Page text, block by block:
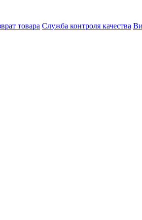
товара Служба контроля качества